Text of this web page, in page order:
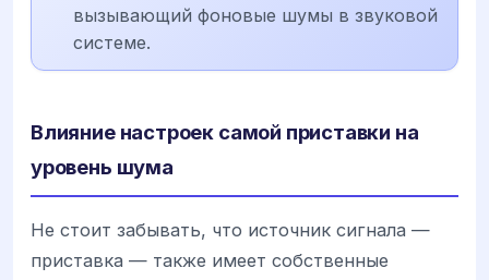
вызывающий фоновые шумы в звуковой
системе.
Влияние настроек самой приставки на
уровень шума
Не стоит забывать, что источник сигнала —
приставка — также имеет собственные